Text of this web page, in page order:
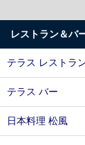
レストラン＆バ
テラス レストラ
テラス バー
日本料理 松風